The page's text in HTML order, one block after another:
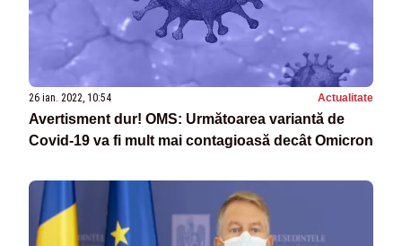
26 ian. 2022, 10:54 Actualitate
Avertisment dur! OMS: Următoarea variantă de
Covid-19 va fi mult mai contagioasă decât Omicron